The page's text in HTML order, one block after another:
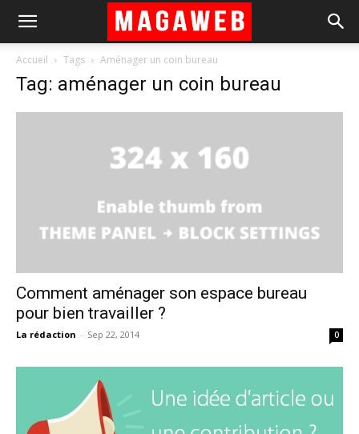
Accueil Tags Aménager un coin bureau
Tag: aménager un coin bureau
Comment aménager son espace bureau
pour bien travailler ?
La rédaction - Sep 22, 2014 0